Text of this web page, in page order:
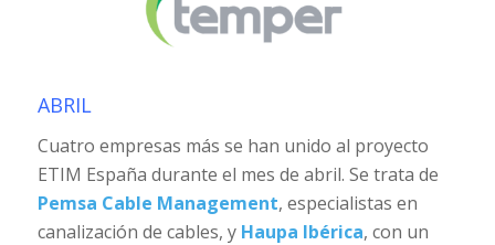
ABRIL
Cuatro empresas más se han unido al proyecto
ETIM España durante el mes de abril. Se trata de
Pemsa Cable Management, especialistas en
canalización de cables, y Haupa Ibérica, con un